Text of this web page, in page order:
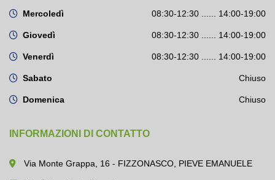
Mercoledì 08:30-12:30 ...... 14:00-19:00
Giovedì 08:30-12:30 ...... 14:00-19:00
Venerdì 08:30-12:30 ...... 14:00-19:00
Sabato Chiuso
Domenica Chiuso
INFORMAZIONI DI CONTATTO
Via Monte Grappa, 16 - FIZZONASCO, PIEVE EMANUELE